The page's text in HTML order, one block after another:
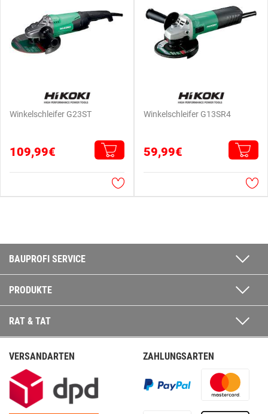
Winkelschleifer G23ST
109,99€
Winkelschleifer G13SR4
59,99€
BAUPROFI SERVICE
PRODUKTE
RAT & TAT
VERSANDARTEN ZAHLUNGSARTEN